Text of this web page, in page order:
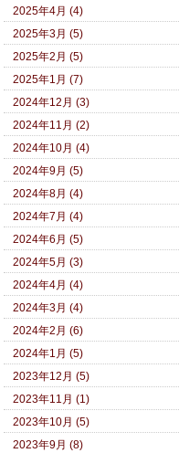
2025年4月 (4)
2025年3月 (5)
2025年2月 (5)
2025年1月 (7)
2024年12月 (3)
2024年11月 (2)
2024年10月 (4)
2024年9月 (5)
2024年8月 (4)
2024年7月 (4)
2024年6月 (5)
2024年5月 (3)
2024年4月 (4)
2024年3月 (4)
2024年2月 (6)
2024年1月 (5)
2023年12月 (5)
2023年11月 (1)
2023年10月 (5)
2023年9月 (8)